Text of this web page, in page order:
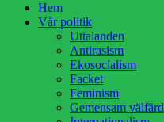
Hem
Vår politik
Uttalanden
Antirasism
Ekosocialism
Facket
Feminism
Gemensam välfärd